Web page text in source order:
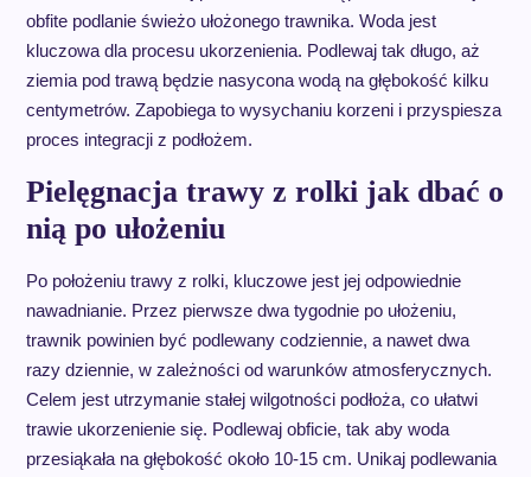
obfite podlanie świeżo ułożonego trawnika. Woda jest
kluczowa dla procesu ukorzenienia. Podlewaj tak długo, aż
ziemia pod trawą będzie nasycona wodą na głębokość kilku
centymetrów. Zapobiega to wysychaniu korzeni i przyspiesza
proces integracji z podłożem.
Pielęgnacja trawy z rolki jak dbać o
nią po ułożeniu
Po położeniu trawy z rolki, kluczowe jest jej odpowiednie
nawadnianie. Przez pierwsze dwa tygodnie po ułożeniu,
trawnik powinien być podlewany codziennie, a nawet dwa
razy dziennie, w zależności od warunków atmosferycznych.
Celem jest utrzymanie stałej wilgotności podłoża, co ułatwi
trawie ukorzenienie się. Podlewaj obficie, tak aby woda
przesiąkała na głębokość około 10-15 cm. Unikaj podlewania